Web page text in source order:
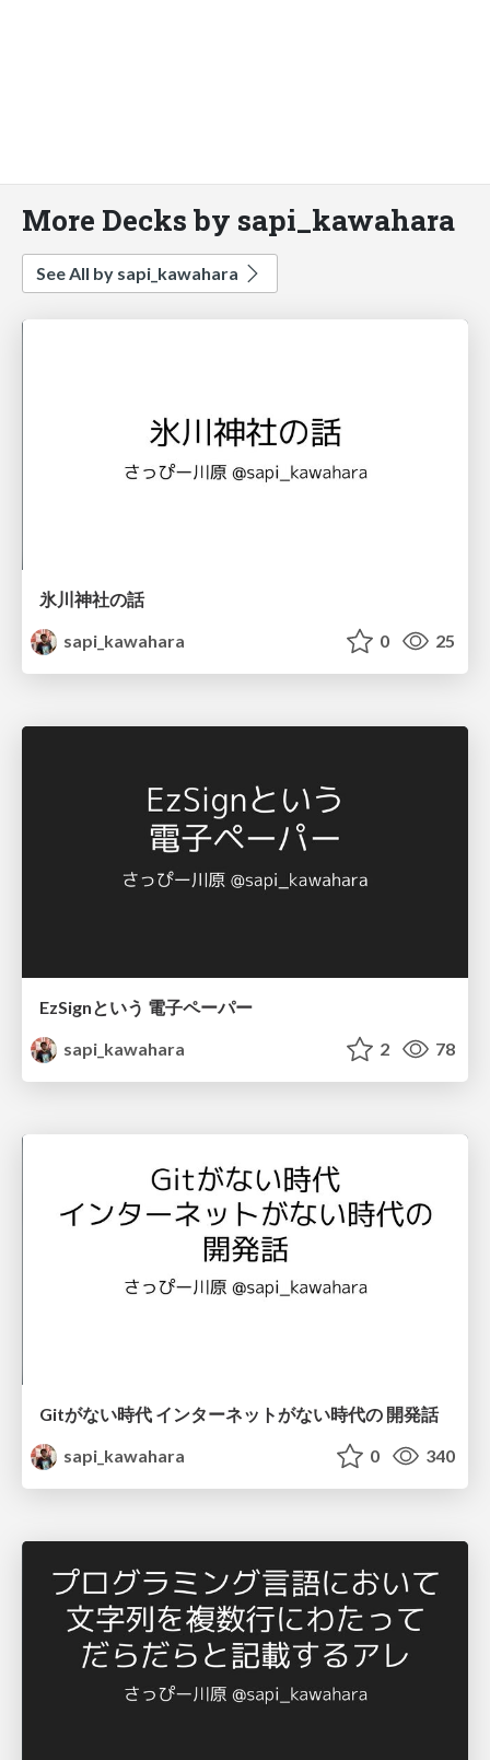
More Decks by sapi_kawahara
See All by sapi_kawahara
氷川神社の話
sapi_kawahara
0 25
EzSignという 電子ペーパー
sapi_kawahara
2 78
Gitがない時代 インターネットがない時代の 開発話
sapi_kawahara
0 340